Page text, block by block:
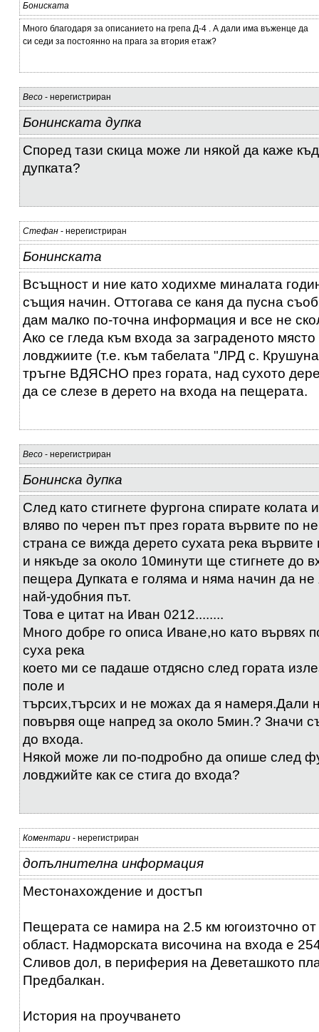
Бониската
Много благодаря за описанието на грепа Д-4 . А дали има въженце да
си седи за постоянно на прага за втория етаж?
Весо - нерегистриран
Бонинската дупка
Според тази скица може ли някой да каже
дупката?
Стефан - нерегистриран
Бонинската
Всъщност и ние като ходихме миналата
същия начин. Оттогава се каня да пусна
дам малко по-точна информация и все не
Ако се гледа към входа за заграденото
ловджиите (т.е. към табелата "ЛРД с.
тръгне ВДЯСНО през гората, над сухото
да се слезе в дерето на входа на пещерата.
Весо - нерегистриран
Бонинска дупка
След като стигнете фургона спирате колата
вляво по черен път през гората вървите по
страна се вижда дерето сухата река вървите
и някъде за около 10минути ще стигнете до
пещера Дупката е голяма и няма начин да не
най-удобния път.
Това е цитат на Иван 0212........
Много добре го описа Иване,но като вървях
суха река
което ми се падаше отдясно след гората
поле и
търсих,търсих и не можах да я намеря.Дали
повървя още напред за около 5мин.? Значи
до входа.
Някой може ли по-подробно да опише след
ловджийте как се стига до входа?
Коментари - нерегистриран
допълнителна информация
Местонахождение и достъп
Пещерата се намира на 2.5 км югоизточно
област. Надморската височина на входа е
Сливов дол, в периферия на Деветашкото
Предбалкан.
История на проучването